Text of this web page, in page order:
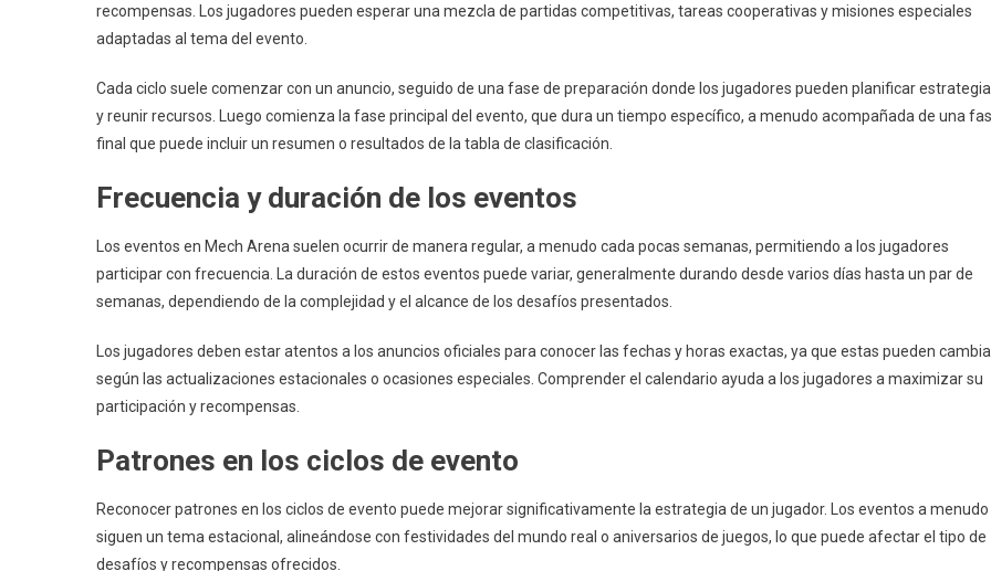
recompensas. Los jugadores pueden esperar una mezcla de partidas competitivas, tareas cooperativas y misiones especiales
adaptadas al tema del evento.
Cada ciclo suele comenzar con un anuncio, seguido de una fase de preparación donde los jugadores pueden planificar
y reunir recursos. Luego comienza la fase principal del evento, que dura un tiempo específico, a menudo acompañada de una
final que puede incluir un resumen o resultados de la tabla de clasificación.
Frecuencia y duración de los eventos
Los eventos en Mech Arena suelen ocurrir de manera regular, a menudo cada pocas semanas, permitiendo a los jugadores
participar con frecuencia. La duración de estos eventos puede variar, generalmente durando desde varios días hasta un par de
semanas, dependiendo de la complejidad y el alcance de los desafíos presentados.
Los jugadores deben estar atentos a los anuncios oficiales para conocer las fechas y horas exactas, ya que estas pueden
según las actualizaciones estacionales o ocasiones especiales. Comprender el calendario ayuda a los jugadores a maximizar su
participación y recompensas.
Patrones en los ciclos de evento
Reconocer patrones en los ciclos de evento puede mejorar significativamente la estrategia de un jugador. Los eventos a menudo
siguen un tema estacional, alineándose con festividades del mundo real o aniversarios de juegos, lo que puede afectar el tipo de
desafíos y recompensas ofrecidos.